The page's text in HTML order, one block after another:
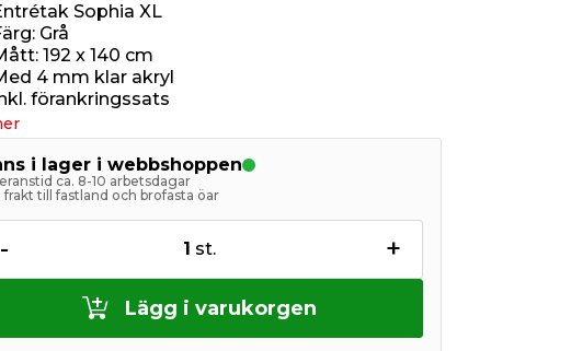
Sophia XL
Grå
192 x 140 cm
4 mm klar akryl
förankringssats
i lager i webbshoppen
ca. 8-10 arbetsdagar
frakt till fastland och brofasta öar
- 1 st. +
Lägg i varukorgen